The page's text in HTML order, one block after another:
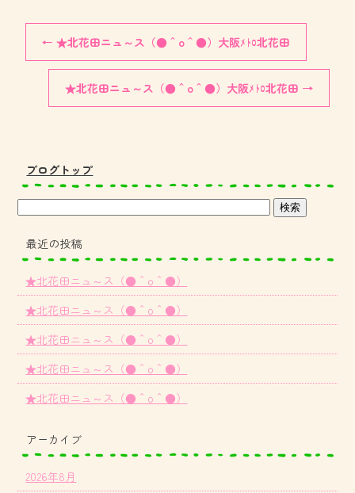
← ★北花田ニュ～ス（●＾o＾●）大阪ﾒﾄﾛ北花田
★北花田ニュ～ス（●＾o＾●）大阪ﾒﾄﾛ北花田 →
ブログトップ
最近の投稿
★北花田ニュ～ス（●＾o＾●）
★北花田ニュ～ス（●＾o＾●）
★北花田ニュ～ス（●＾o＾●）
★北花田ニュ～ス（●＾o＾●）
★北花田ニュ～ス（●＾o＾●）
アーカイブ
2026年8月